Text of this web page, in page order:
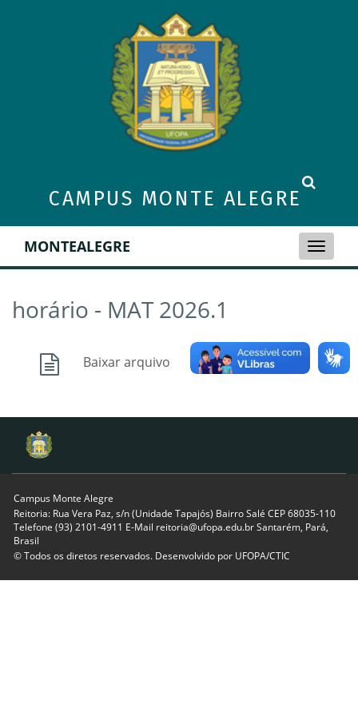
CAMPUS MONTE ALEGRE
Toggle
MONTEALEGRE
horário - MAT 2026.1
Baixar arquivo
Campus Monte Alegre
Reitoria: Rua Vera Paz, s/n (Unidade Tapajós) Bairro Salé CEP 68035-110
Telefone (93) 2101-4911 E-Mail reitoria@ufopa.edu.br Santarém, Pará,
Brasil
© Todos os diretos reservados. Desenvolvido por UFOPA/CTIC